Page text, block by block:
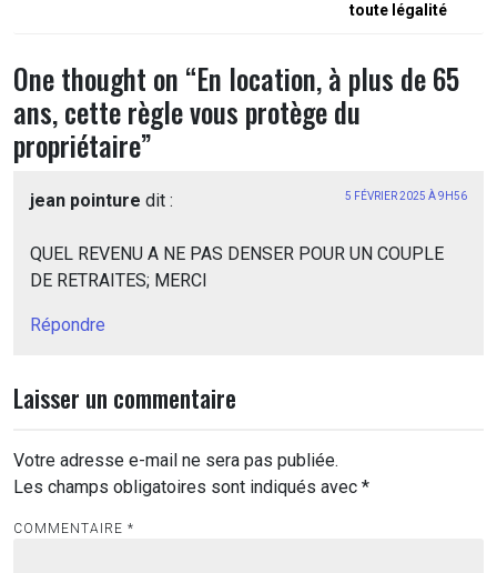
toute légalité
One thought on “En location, à plus de 65
ans, cette règle vous protège du
propriétaire”
jean pointure dit : 5 FÉVRIER 2025 À 9H56
QUEL REVENU A NE PAS DENSER POUR UN COUPLE
DE RETRAITES; MERCI
Répondre
Laisser un commentaire
Votre adresse e-mail ne sera pas publiée.
Les champs obligatoires sont indiqués avec *
COMMENTAIRE *